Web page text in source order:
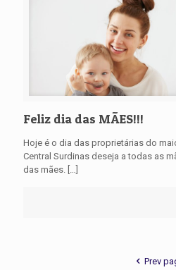
Feliz dia das MÃES!!!
Hoje é o dia das proprietárias do
Central Surdinas deseja a todas as
das mães.
Prev